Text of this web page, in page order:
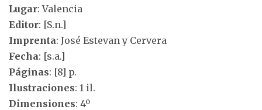
Lugar: Valencia
Editor: [S.n.]
Imprenta: José Estevan y Cervera
Fecha: [s.a.]
Páginas: [8] p.
Ilustraciones: 1 il.
Dimensiones: 4º